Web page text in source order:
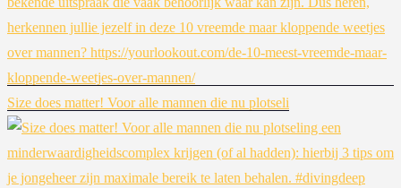
Size does matter! Voor alle mannen die nu plotseli